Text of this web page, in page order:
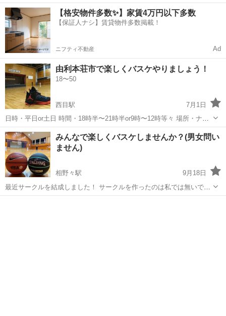
い人は誰でも歓迎です🙌🙌🙌 横手、湯沢、美郷町の方も参加してくれ
ています⛹️‍♂️ 『火曜日・水曜日・金曜日』基本活動🏀 ※活動日時は
体...
秋田 大仙市 バスケットボール バスケ
【格安物件多数✨】家賃4万円以下多数
【保証人ナシ】賃貸物件多数掲載！
ニフティ不動産 Ad
由利本荘市で楽しくバスケやりましょう！
18〜50
西目駅
7月1日
日時・平日or土日 時間・18時半〜21時半or9時〜12時等々 場所・ナイ
スアリーナ、コミュニティ体育館等々 男女問わず、とにかく体を動か
したい方募集しております！ 久々に体を動かしたい方、ブランクがあ
る、未経験の方でも...
秋田 由利本荘市 西目駅 バスケットボール
みんなで楽しくバスケしませんか？(男女問い
ません)
相野々駅
9月18日
最近サークルを結成しました！ サークルを作ったのは私では無いです
が、広報担当として活動させていただいてます💦 今はまだ5名いるか